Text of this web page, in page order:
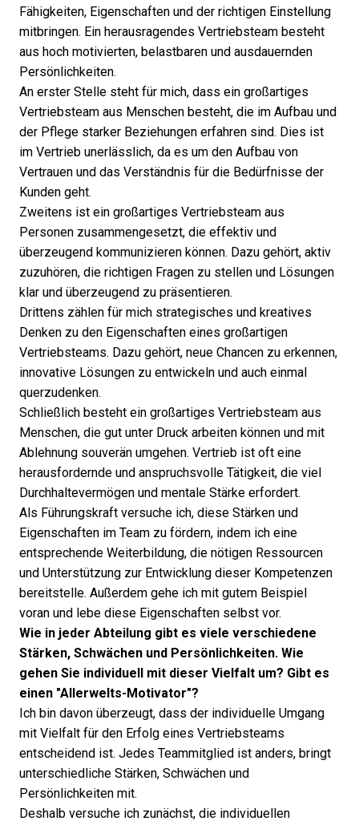
Fähigkeiten, Eigenschaften und der richtigen Einstellung
mitbringen. Ein herausragendes Vertriebsteam besteht
aus hoch motivierten, belastbaren und ausdauernden
Persönlichkeiten.
An erster Stelle steht für mich, dass ein großartiges
Vertriebsteam aus Menschen besteht, die im Aufbau und
der Pflege starker Beziehungen erfahren sind. Dies ist
im Vertrieb unerlässlich, da es um den Aufbau von
Vertrauen und das Verständnis für die Bedürfnisse der
Kunden geht.
Zweitens ist ein großartiges Vertriebsteam aus
Personen zusammengesetzt, die effektiv und
überzeugend kommunizieren können. Dazu gehört, aktiv
zuzuhören, die richtigen Fragen zu stellen und Lösungen
klar und überzeugend zu präsentieren.
Drittens zählen für mich strategisches und kreatives
Denken zu den Eigenschaften eines großartigen
Vertriebsteams. Dazu gehört, neue Chancen zu erkennen,
innovative Lösungen zu entwickeln und auch einmal
querzudenken.
Schließlich besteht ein großartiges Vertriebsteam aus
Menschen, die gut unter Druck arbeiten können und mit
Ablehnung souverän umgehen. Vertrieb ist oft eine
herausfordernde und anspruchsvolle Tätigkeit, die viel
Durchhaltevermögen und mentale Stärke erfordert.
Als Führungskraft versuche ich, diese Stärken und
Eigenschaften im Team zu fördern, indem ich eine
entsprechende Weiterbildung, die nötigen Ressourcen
und Unterstützung zur Entwicklung dieser Kompetenzen
bereitstelle. Außerdem gehe ich mit gutem Beispiel
voran und lebe diese Eigenschaften selbst vor.
Wie in jeder Abteilung gibt es viele verschiedene
Stärken, Schwächen und Persönlichkeiten. Wie
gehen Sie individuell mit dieser Vielfalt um? Gibt es
einen "Allerwelts-Motivator"?
Ich bin davon überzeugt, dass der individuelle Umgang
mit Vielfalt für den Erfolg eines Vertriebsteams
entscheidend ist. Jedes Teammitglied ist anders, bringt
unterschiedliche Stärken, Schwächen und
Persönlichkeiten mit.
Deshalb versuche ich zunächst, die individuellen